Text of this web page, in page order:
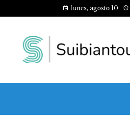
lunes, agosto 10